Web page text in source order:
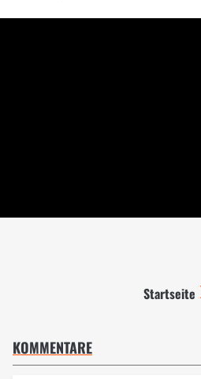
Startseite
KOMMENTARE